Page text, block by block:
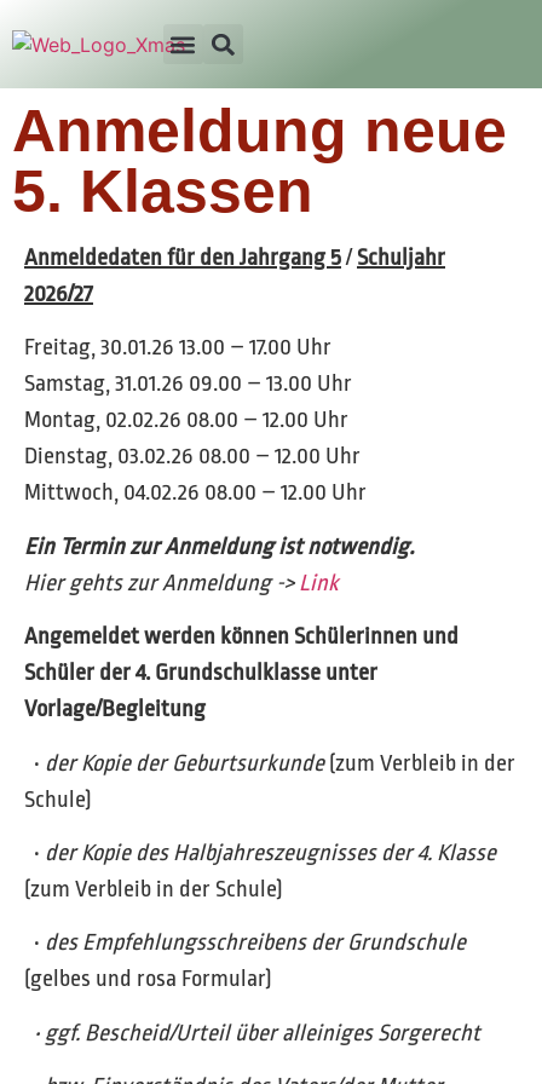
Anmeldung neue
5. Klassen
Anmeldedaten für den Jahrgang 5/Schuljahr
2026/27
Freitag, 30.01.26 13.00 – 17.00 Uhr
Samstag, 31.01.26 09.00 – 13.00 Uhr
Montag, 02.02.26 08.00 – 12.00 Uhr
Dienstag, 03.02.26 08.00 – 12.00 Uhr
Mittwoch, 04.02.26 08.00 – 12.00 Uhr
Ein Termin zur Anmeldung ist notwendig.
Hier gehts zur Anmeldung ->Link
Angemeldet werden können Schülerinnen und
Schüler der 4. Grundschulklasse unter
Vorlage/Begleitung
• der Kopie der Geburtsurkunde(zum Verbleib in der
Schule)
• der Kopie des Halbjahreszeugnisses der 4. Klasse
(zum Verbleib in der Schule)
• des Empfehlungsschreibens der Grundschule
(gelbes und rosa Formular)
• ggf. Bescheid/Urteil über alleiniges Sorgerecht